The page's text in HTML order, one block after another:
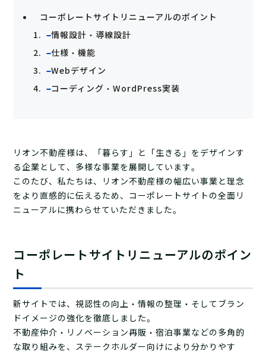
コーポレートサイトリニューアルのポイント
情報設計・導線設計
仕様・機能
Webデザイン
コーディング・WordPress実装
リオン不動産様は、「暮らす」と「生きる」をデザインす
る企業として、多様な事業を展開しています。
このたび、私たちは、リオン不動産様の幅広い事業と理念
をより直感的に伝えるため、コーポレートサイトの全面リ
ニューアルに携わらせていただきました。
コーポレートサイトリニューアルのポイン
ト
新サイトでは、視認性の向上・情報の整理・そしてブラン
ドイメージの強化を徹底しました。
不動産仲介・リノベーション再販・宿泊事業などの多角的
な取り組みを、ステークホルダー向けにより分かりやす